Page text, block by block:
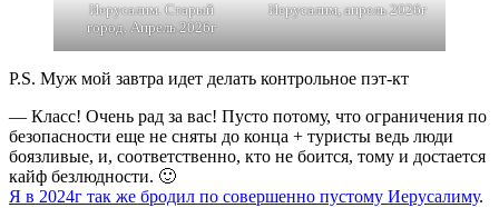
Иерусалим. Старый
город. Апрель 2026г
Иерусалим, апрель 2026г
P.S. Муж мой завтра идет делать контрольное пэт-кт
— Класс! Очень рад за вас! Пусто потому, что ограничения по
безопасности еще не сняты до конца + туристы ведь люди
боязливые, и, соответственно, кто не боится, тому и достается
кайф безлюдности. 🙂
Я в 2024г так же бродил по совершенно пустому Иерусалиму.